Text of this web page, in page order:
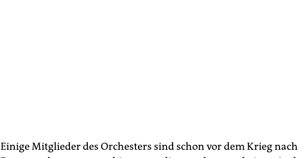
Einige Mitglieder des Orchesters sind schon vor dem Krieg nach